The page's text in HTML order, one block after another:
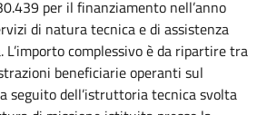
per il finanziamento nell’anno
di natura tecnica e di assistenza
L’importo complessivo è da ripartire tra
beneficiarie operanti sul
seguito dell’istruttoria tecnica svolta